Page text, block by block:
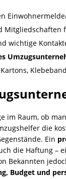
Mitgliedschaften
wichtige
im Raum, ob
die
Ein
die Haftung –
Bekannten
Budget und